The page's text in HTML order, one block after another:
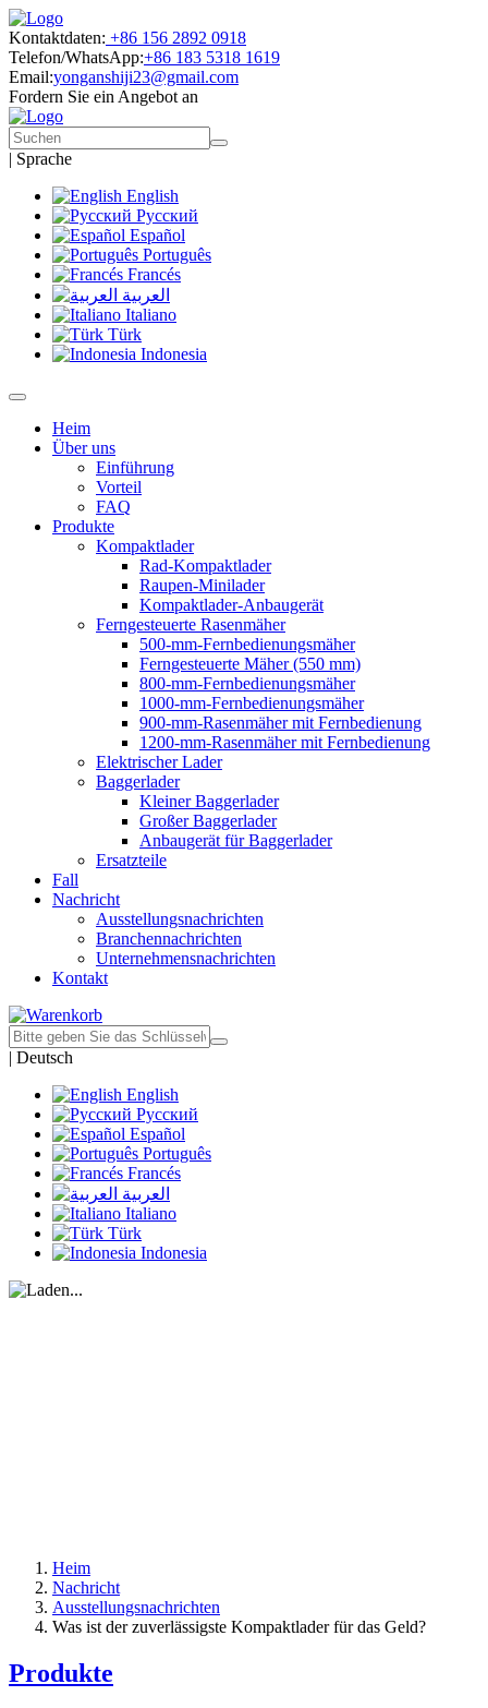
Kontaktdaten: +86 156 2892 0918
Telefon/WhatsApp:+86 183 5318 1619
Email:yonganshiji23@gmail.com
Fordern Sie ein Angebot an
| Sprache
English
Русский
Español
Português
Francés
العربية
Italiano
Türk
Indonesia
Heim
Über uns
Einführung
Vorteil
FAQ
Produkte
Kompaktlader
Rad-Kompaktlader
Raupen-Minilader
Kompaktlader-Anbaugerät
Ferngesteuerte Rasenmäher
500-mm-Fernbedienungsmäher
Ferngesteuerte Mäher (550 mm)
800-mm-Fernbedienungsmäher
1000-mm-Fernbedienungsmäher
900-mm-Rasenmäher mit Fernbedienung
1200-mm-Rasenmäher mit Fernbedienung
Elektrischer Lader
Baggerlader
Kleiner Baggerlader
Großer Baggerlader
Anbaugerät für Baggerlader
Ersatzteile
Fall
Nachricht
Ausstellungsnachrichten
Branchennachrichten
Unternehmensnachrichten
Kontakt
| Deutsch
English
Русский
Español
Português
Francés
العربية
Italiano
Türk
Indonesia
Heim
Nachricht
Ausstellungsnachrichten
Was ist der zuverlässigste Kompaktlader für das Geld?
Produkte